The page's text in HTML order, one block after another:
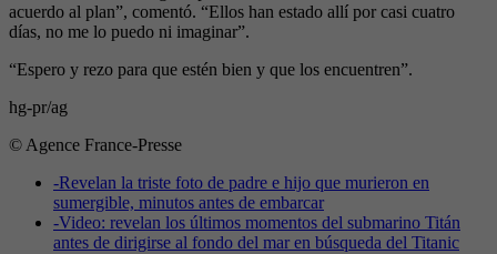
acuerdo al plan”, comentó. “Ellos han estado allí por casi cuatro
días, no me lo puedo ni imaginar”.
“Espero y rezo para que estén bien y que los encuentren”.
hg-pr/ag
© Agence France-Presse
-Revelan la triste foto de padre e hijo que murieron en
sumergible, minutos antes de embarcar
-Video: revelan los últimos momentos del submarino Titán
antes de dirigirse al fondo del mar en búsqueda del Titanic